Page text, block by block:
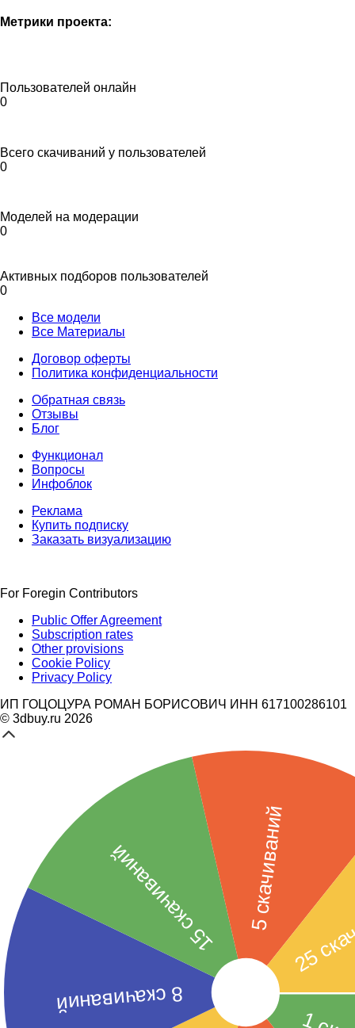
Метрики проекта:
Пользователей онлайн
0
Всего скачиваний у пользователей
0
Моделей на модерации
0
Активных подборов пользователей
0
Все модели
Все Материалы
Договор оферты
Политика конфиденциальности
Обратная связь
Отзывы
Блог
Функционал
Вопросы
Инфоблок
Реклама
Купить подписку
Заказать визуализацию
For Foregin Contributors
Public Offer Agreement
Subscription rates
Other provisions
Cookie Policy
Privacy Policy
ИП ГОЦОЦУРА РОМАН БОРИСОВИЧ ИНН 617100286101
© 3dbuy.ru 2026